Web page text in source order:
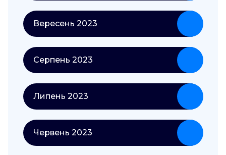
Вересень 2023
Серпень 2023
Липень 2023
Червень 2023